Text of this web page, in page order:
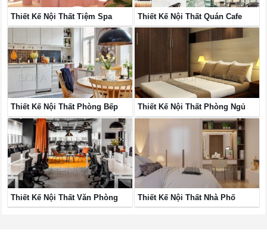
Thiết Kế Nội Thất Tiệm Spa Thiết Kế Nội Thất Quán Cafe
Thiết Kế Nội Thất Phòng Bếp Thiết Kế Nội Thất Phòng Ngủ
Thiết Kế Nội Thất Văn Phòng Thiết Kế Nội Thất Nhà Phố